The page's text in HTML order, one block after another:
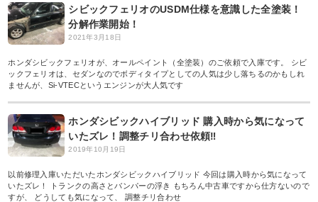
シビックフェリオのUSDM仕様を意識した全塗装！
分解作業開始！
2021年3月18日
ホンダシビックフェリオが、オールペイント（全塗装）のご依頼で入庫です。 シビ
ックフェリオは、セダンなのでボディタイプとしての人気は少し落ちるのかもしれ
ませんが、Si-VTECというエンジンが大人気です
ホンダシビックハイブリッド 購入時から気になって
いたズレ！調整チリ合わせ依頼‼︎
2019年10月19日
以前修理入庫いただいたホンダシビックハイブリッド 今回は購入時から気になって
いたズレ！ トランクの高さとバンパーの浮き もちろん中古車ですから仕方ないので
すが、 どうしても気になって、 調整チリ合わせ